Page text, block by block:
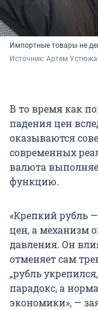
Импортные товары не
Источник: Артем
В то время как
падения цен
оказываются
современных
валюта
функцию.
«Крепкий рубль
цен, а механизм
давления. Он
отменяет сам
„рубль
парадокс, а
экономики», —